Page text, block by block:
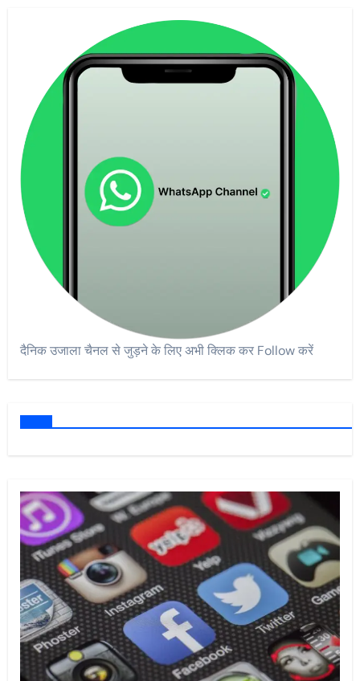
दैनिक उजाला चैनल से जुड़ने के लिए अभी क्लिक कर Follow करें